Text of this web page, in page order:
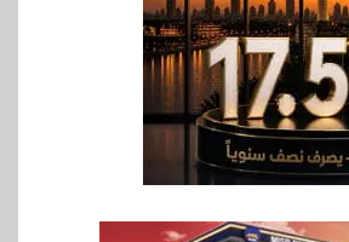
اخبار
فيكسد مصر و”حلول” تتشاركان
في تطوير أول منصة للسياحة
الصحية في مصر والشرق الأوسط
وأفريقيا Tour4Cure
سوق وصلة